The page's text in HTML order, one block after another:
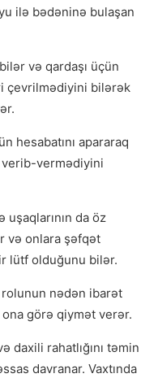
ilə bədəninə bulaşan
və qardaşı üçün
çevrilmədiyini bilərək
hesabatını apararaq
verib-vermədiyini
uşaqlarının da öz
və onlara şəfqət
lütf olduğunu bilər.
nədən ibarət
görə qiymət verər.
daxili rahatlığını təmin
davranar. Vaxtında